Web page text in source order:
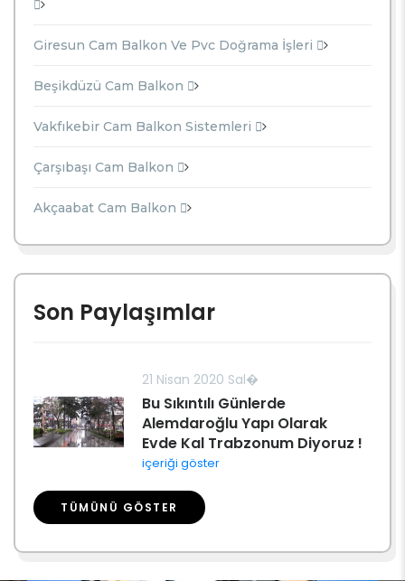
Giresun Cam Balkon Ve Pvc Doğrama İşleri
Beşikdüzü Cam Balkon
Vakfıkebir Cam Balkon Sistemleri
Çarşıbaşı Cam Balkon
Akçaabat Cam Balkon
Son Paylaşımlar
21 Nisan 2020 Sal�
Bu Sıkıntılı Günlerde
Alemdaroğlu Yapı Olarak
Evde Kal Trabzonum Diyoruz !
içeriği göster
TÜMÜNÜ GÖSTER